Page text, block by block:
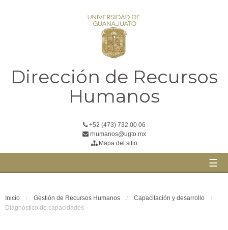
Dirección de Recursos
Humanos
+52 (473) 732 00 06
rhumanos@ugto.mx
Mapa del sitio
☰
Inicio Gestión de Recursos Humanos
Capacitación y desarrollo
Diagnóstico de capacidades